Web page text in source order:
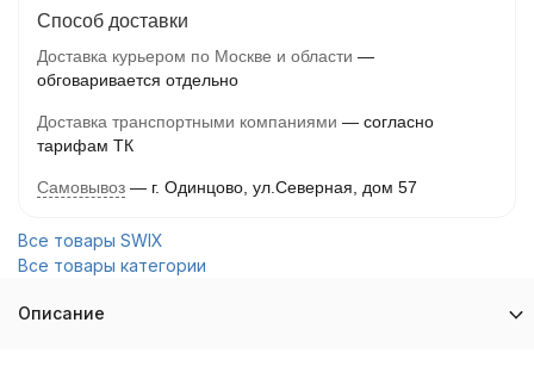
Способ доставки
Доставка курьером по Москве и области
обговаривается отдельно
Доставка транспортными компаниями
согласно
тарифам ТК
Самовывоз г. Одинцово, ул.Северная, дом 57
Все товары SWIX
Все товары категории
Описание